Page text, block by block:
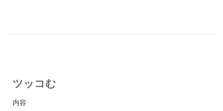
ツッコむ